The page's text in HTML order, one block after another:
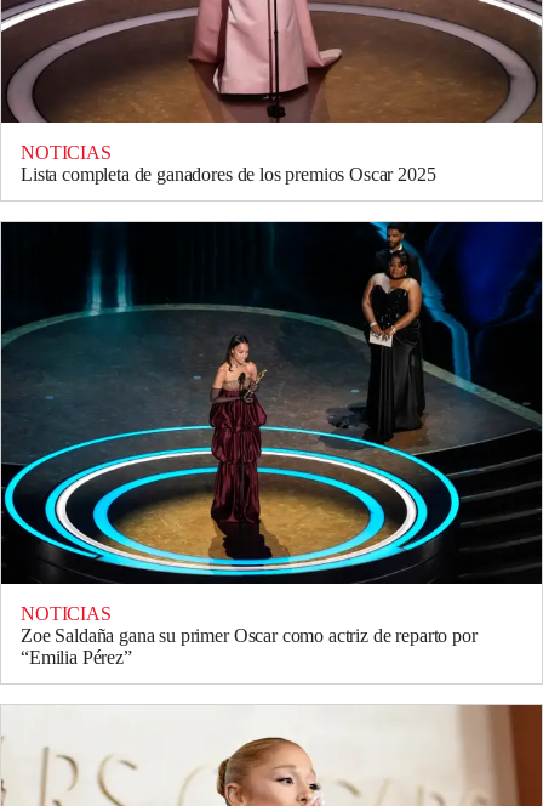
NOTICIAS
Lista completa de ganadores de los premios Oscar 2025
NOTICIAS
Zoe Saldaña gana su primer Oscar como actriz de reparto por
“Emilia Pérez”